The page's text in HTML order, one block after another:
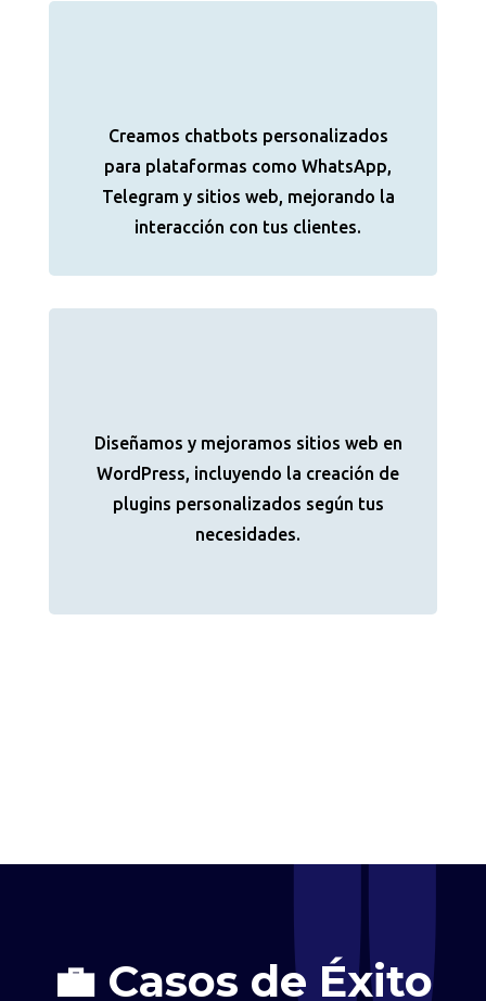
Creamos chatbots personalizados
para plataformas como WhatsApp,
Telegram y sitios web, mejorando la
interacción con tus clientes.
Diseñamos y mejoramos sitios web en
WordPress, incluyendo la creación de
plugins personalizados según tus
necesidades.
💼 Casos de Éxito